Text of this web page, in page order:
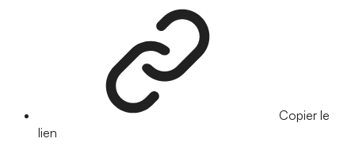
Copier le
lien